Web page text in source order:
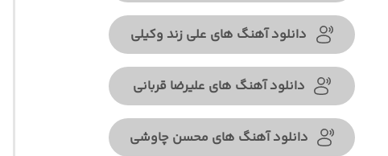
دانلود آهنگ های علی زند وکیلی
دانلود آهنگ های علیرضا قربانی
دانلود آهنگ های محسن چاوشی